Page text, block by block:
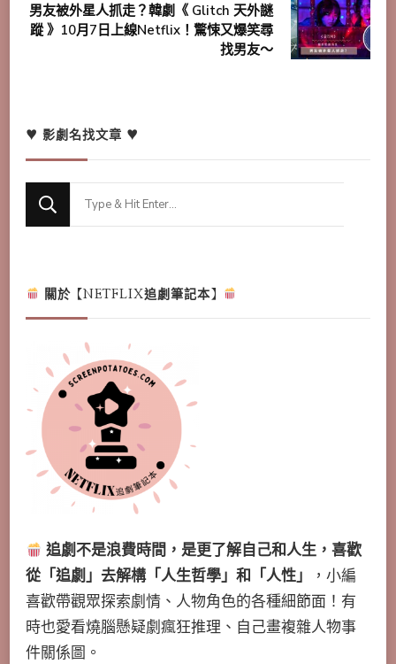
男友被外星人抓走？韓劇《 Glitch 天外謎
蹤 》10月7日上線Netflix！驚悚又爆笑尋
找男友～
♥ 影劇名找文章 ♥
關於【NETFLIX追劇筆記本】
追劇不是浪費時間，是更了解自己和人生，喜歡
從「追劇」去解構「人生哲學」和「人性」
，小編
喜歡帶觀眾探索劇情、人物角色的各種細節面！有
時也愛看燒腦懸疑劇瘋狂推理、自己畫複雜人物事
件關係圖。